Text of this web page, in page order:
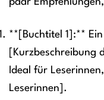
paar
**[Buchtitel 1]:**
[Kurzbeschreibung
Ideal für
Leserinnen].